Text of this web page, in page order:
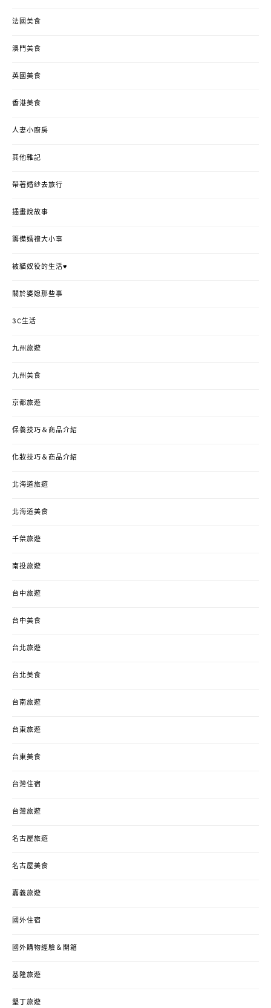
法國美食
澳門美食
英國美食
香港美食
人妻小廚房
其他雜記
帶著婚紗去旅行
插畫說故事
籌備婚禮大小事
被貓奴役的生活♥
關於婆媳那些事
3C生活
九州旅遊
九州美食
京都旅遊
保養技巧＆商品介紹
化妝技巧＆商品介紹
北海道旅遊
北海道美食
千葉旅遊
南投旅遊
台中旅遊
台中美食
台北旅遊
台北美食
台南旅遊
台東旅遊
台東美食
台灣住宿
台灣旅遊
名古屋旅遊
名古屋美食
嘉義旅遊
國外住宿
國外購物經驗＆開箱
基隆旅遊
墾丁旅遊